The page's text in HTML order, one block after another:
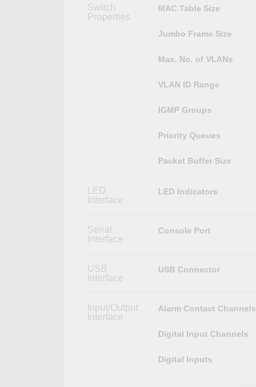
Switch
Properties
MAC Table Size
Jumbo Frame Size
Max. No. of VLANs
VLAN ID Range
IGMP Groups
Priority Queues
Packet Buffer Size
LED
Interface
LED Indicators
Serial
Interface
Console Port
USB
Interface
USB Connector
Input/Output
Interface
Alarm Contact Channels
Digital Input Channels
Digital Inputs